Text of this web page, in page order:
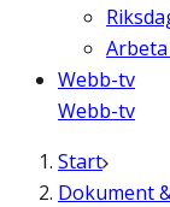
Webb-tv
Webb-tv
Start
Dokument